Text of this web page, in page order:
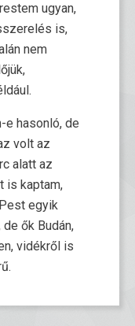
ugyan,
is,
nem
e hasonló, de
volt az
alatt az
is kaptam,
egyik
ők Budán,
vidékről is